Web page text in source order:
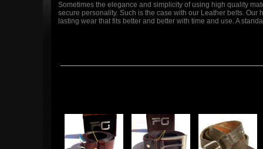
Sometimes the elegance and simplicity of using high quality
secure personality. Such is the case with our Leather belts.
lasting wear that fits better and better with time and use. A